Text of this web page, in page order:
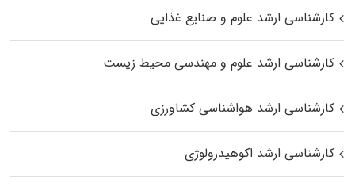
کارشناسی ارشد علوم و صنایع غذایی
کارشناسی ارشد علوم و مهندسی محیط زیست
کارشناسی ارشد هواشناسی کشاورزی
کارشناسی ارشد اکوهیدرولوژی